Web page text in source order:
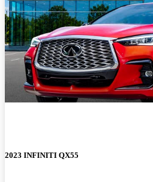
2023 INFINITI QX55